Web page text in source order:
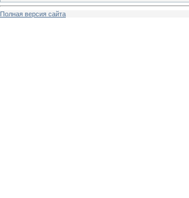
Полная версия сайта